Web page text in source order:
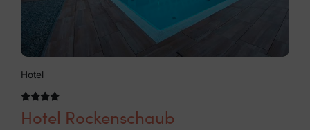
Hotel
Hotel Rockenschaub